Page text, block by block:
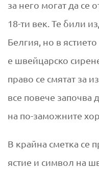
за него могат да се
18-ти век. Те били
Белгия, но в
е швейцарско
право се смятат за
все повече започва
на по-заможните
В крайна сметка се
ястие и символ на